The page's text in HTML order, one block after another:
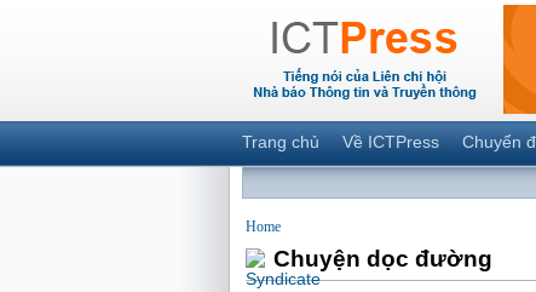
Trang chủ Về ICTPress Chuyển
Home
Chuyện dọc đường